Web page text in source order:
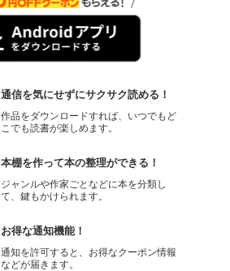
通信を気にせずにサクサク読める！
作品をダウンロードすれば、いつでもど
こでも読書が楽しめます。
本棚を作って本の整理ができる！
ジャンルや作家ごとなどに本を分類し
て、鍵もかけられます。
お得な通知機能！
通知を許可すると、お得なクーポン情報
などが届きます。